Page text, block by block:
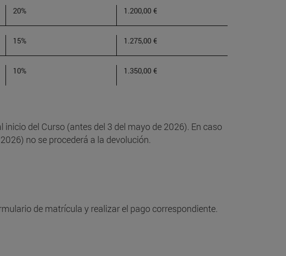
20% 1.200,00 €
15% 1.275,00 €
10% 1.350,00 €
del Curso (antes del 3 del mayo de 2026). En caso
no se procederá a la devolución.
de matrícula y realizar el pago correspondiente.